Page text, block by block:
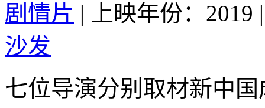
剧情片 | 上映年份：2019 |
沙发
七位导演分别取材新中